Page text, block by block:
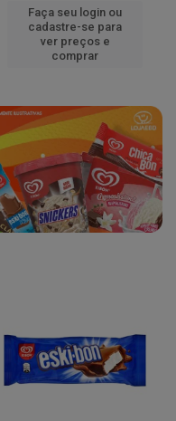
Faça seu login ou
cadastre-se para
ver preços e
comprar